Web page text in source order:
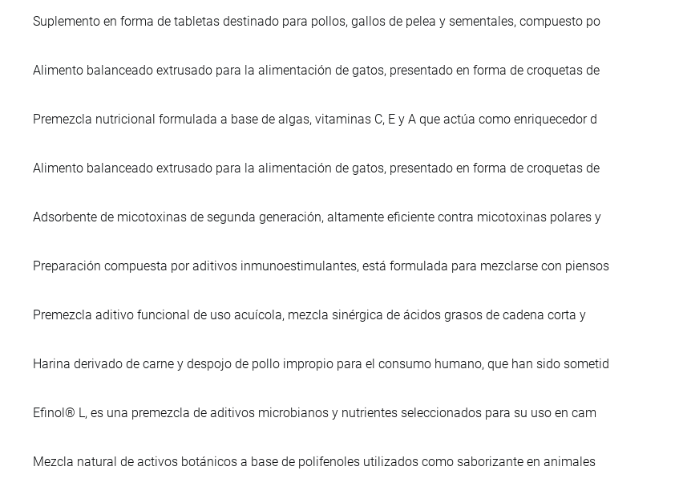
Suplemento en forma de tabletas destinado para pollos, gallos de pelea y sementales, compuesto po
Alimento balanceado extrusado para la alimentación de gatos, presentado en forma de croquetas de
Premezcla nutricional formulada a base de algas, vitaminas C, E y A que actúa como enriquecedor d
Alimento balanceado extrusado para la alimentación de gatos, presentado en forma de croquetas de
Adsorbente de micotoxinas de segunda generación, altamente eficiente contra micotoxinas polares y
Preparación compuesta por aditivos inmunoestimulantes, está formulada para mezclarse con piensos
Premezcla aditivo funcional de uso acuícola, mezcla sinérgica de ácidos grasos de cadena corta y
Harina derivado de carne y despojo de pollo impropio para el consumo humano, que han sido sometid
Efinol® L, es una premezcla de aditivos microbianos y nutrientes seleccionados para su uso en cam
Mezcla natural de activos botánicos a base de polifenoles utilizados como saborizante en animales